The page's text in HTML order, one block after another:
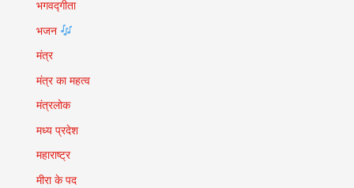
भगवद्गीता
भजन
मंत्र
मंत्र का महत्व
मंत्रलोक
मध्य प्रदेश
महाराष्ट्र
मीरा के पद